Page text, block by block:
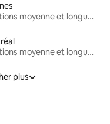
Locations moyenne et longue durée
Locations moyenne et longue durée
plus